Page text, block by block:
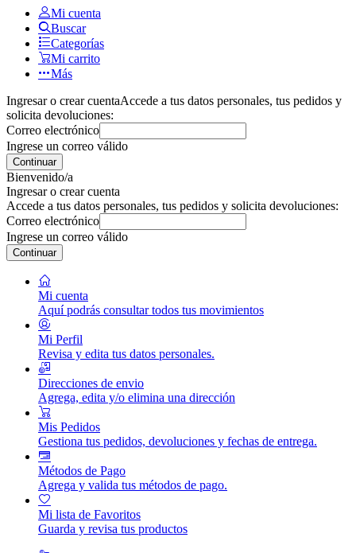
Mi cuenta
Buscar
Categorías
Mi carrito
Más
Ingresar o crear cuentaAccede a tus datos personales, tus pedidos y
solicita devoluciones:
Correo electrónico
Ingrese un correo válido
Continuar
Bienvenido/a
Ingresar o crear cuenta
Accede a tus datos personales, tus pedidos y solicita devoluciones:
Correo electrónico
Ingrese un correo válido
Continuar
Mi cuenta
Aquí podrás consultar todos tus movimientos
Mi Perfil
Revisa y edita tus datos personales.
Direcciones de envio
Agrega, edita y/o elimina una dirección
Mis Pedidos
Gestiona tus pedidos, devoluciones y fechas de entrega.
Métodos de Pago
Agrega y valida tus métodos de pago.
Mi lista de Favoritos
Guarda y revisa tus productos